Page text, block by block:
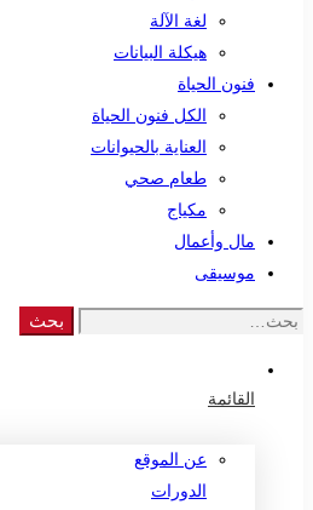
لغة الآلة
هيكلة البيانات
فنون الحياة
الكل فنون الحياة
العناية بالحيوانات
طعام صحي
مكياج
مال وأعمال
موسيقى
Search
بحث
القائمة
عن الموقع
الدورات